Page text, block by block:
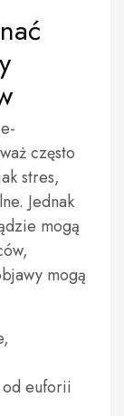
często
stres,
Jednak
mogą
mogą
od euforii